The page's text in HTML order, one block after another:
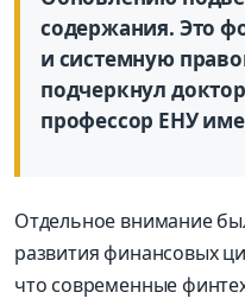
содержания. Это
и системную
подчеркнул
профессор ЕНУ
Отдельное внимание
развития финансовых
что современные